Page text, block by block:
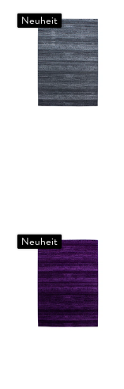
Neuheit
Neuheit